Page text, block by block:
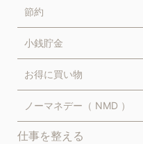
節約
小銭貯金
お得に買い物
ノーマネデー（ NMD ）
仕事を整える